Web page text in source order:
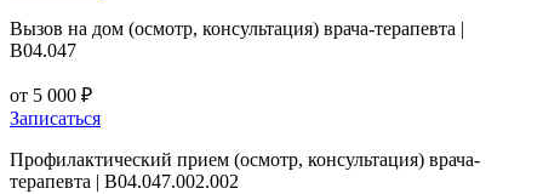
Вызов на дом (осмотр, консультация) врача-терапевта |
B04.047
от 5 000 ₽
Записаться
Профилактический прием (осмотр, консультация) врача-
терапевта | B04.047.002.002